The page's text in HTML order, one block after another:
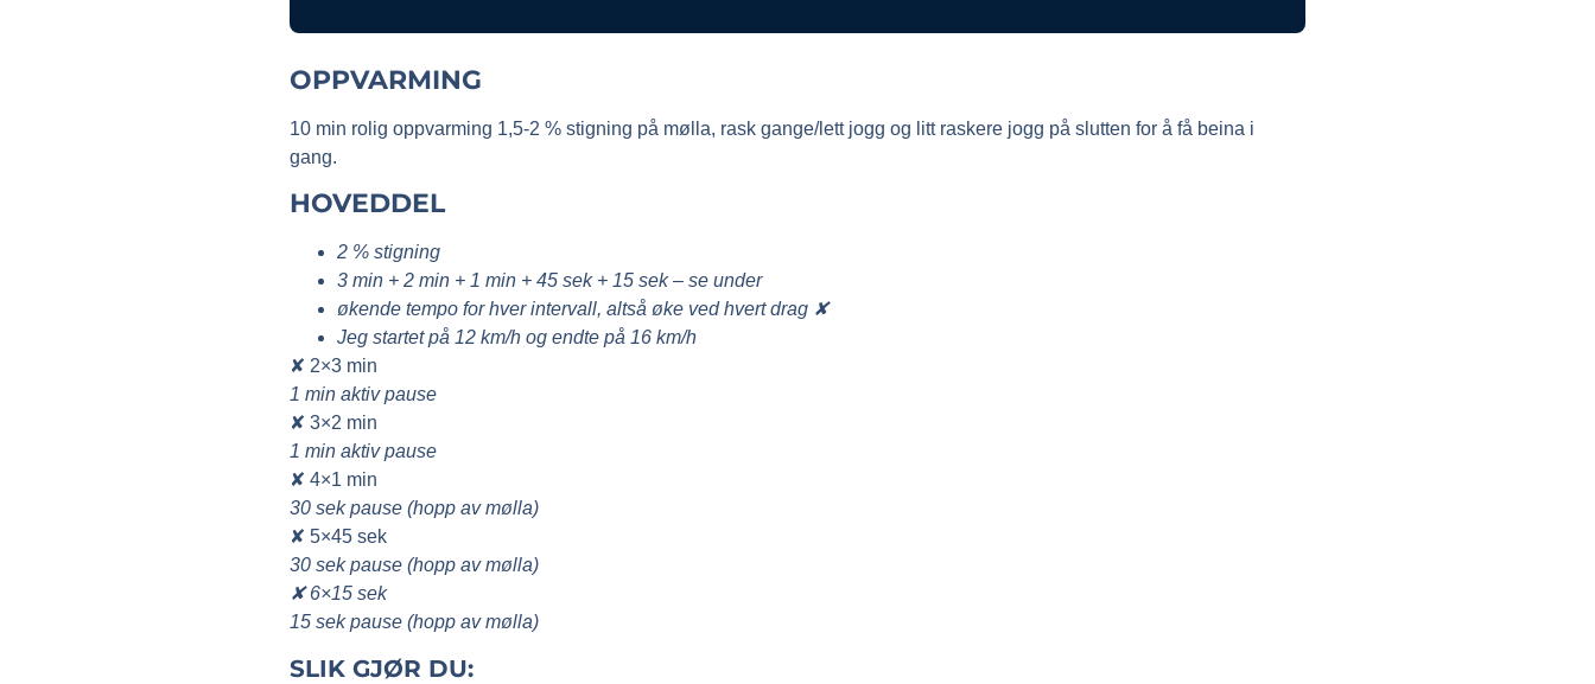
OPPVARMING
10 min rolig oppvarming 1,5-2 % stigning på mølla, rask gange/lett jogg og litt raskere jogg på slutten for å få beina i
gang.
HOVEDDEL
2 % stigning
3 min + 2 min + 1 min + 45 sek + 15 sek – se under
økende tempo for hver intervall, altså øke ved hvert drag ✘
Jeg startet på 12 km/h og endte på 16 km/h
✘ 2×3 min
1 min aktiv pause
✘ 3×2 min
1 min aktiv pause
✘ 4×1 min
30 sek pause (hopp av mølla)
✘ 5×45 sek
30 sek pause (hopp av mølla)
✘ 6×15 sek
15 sek pause (hopp av mølla)
SLIK GJØR DU: